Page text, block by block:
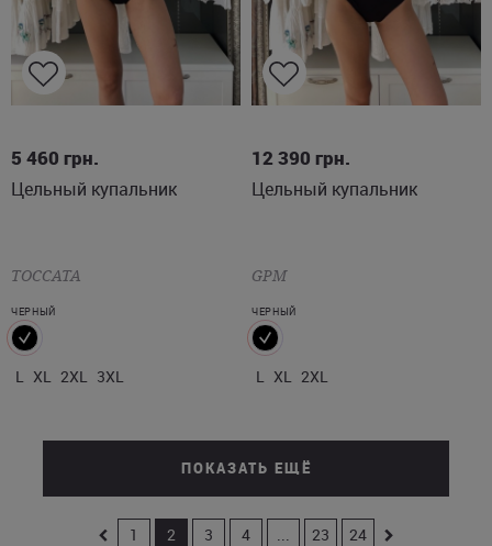
5 460 грн.
Цельный купальник
TOCCATA
ЧЕРНЫЙ
L XL 2XL 3XL
12 390 грн.
Цельный купальник
GPM
ЧЕРНЫЙ
L XL 2XL
ПОКАЗАТЬ ЕЩЁ
1 2 3 4 ... 23 24